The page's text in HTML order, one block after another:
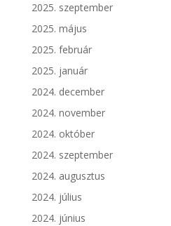
2025. szeptember
2025. május
2025. február
2025. január
2024. december
2024. november
2024. október
2024. szeptember
2024. augusztus
2024. július
2024. június